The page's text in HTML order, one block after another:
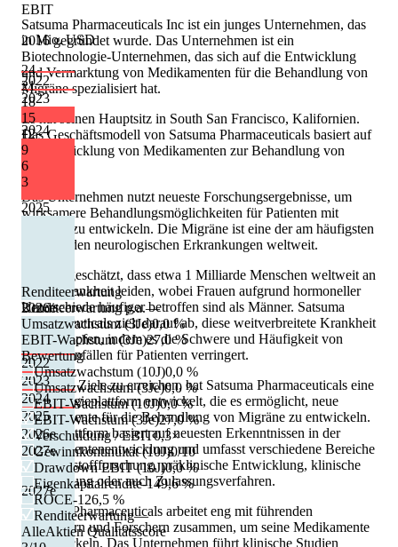
2022
2023
2024
2025
2026e
2027e
EBIT
in Mio. USD
24
21
18
15
12
9
6
3
2022
2023
2024
2025
2026e
2027e
Renditeerwartung
Renditeerwartung p.a.—
Umsatzwachstum (3Je)0,0 %
EBIT-Wachstum (3Je)27,0 %
Bewertung
Umsatzwachstum (10J)0,0 %
Umsatzwachstum (3Je)0,0 %
EBIT-Wachstum (10J)0,0 %
EBIT-Wachstum (3Je)27,0 %
Verschuldung / EBIT0,3×
Gewinnkontinuität (10J)0/10
Drawdown EBIT (10J)0,0 %
Eigenkapitalrendite-149,6 %
ROCE-126,5 %
Renditeerwartung—
AlleAktien Qualitätsscore
Satsuma Pharmaceuticals Inc ist ein junges Unternehmen, das
2016 gegründet wurde. Das Unternehmen ist ein
Biotechnologie-Unternehmen, das sich auf die Entwicklung
und Vermarktung von Medikamenten für die Behandlung von
Migräne spezialisiert hat.
Es hat seinen Hauptsitz in South San Francisco, Kalifornien.
Das Geschäftsmodell von Satsuma Pharmaceuticals basiert auf
der Entwicklung von Medikamenten zur Behandlung von
Migräne.
Das Unternehmen nutzt neueste Forschungsergebnisse, um
wirksamere Behandlungsmöglichkeiten für Patienten mit
Migräne zu entwickeln. Die Migräne ist eine der am häufigsten
auftretenden neurologischen Erkrankungen weltweit.
Es wird geschätzt, dass etwa 1 Milliarde Menschen weltweit an
dieser Krankheit leiden, wobei Frauen aufgrund hormoneller
Unterschiede häufiger betroffen sind als Männer. Satsuma
Pharmaceuticals zielt darauf ab, diese weitverbreitete Krankheit
zu bekämpfen, indem es die Schwere und Häufigkeit von
Migräneanfällen für Patienten verringert.
Um seine Ziele zu erreichen, hat Satsuma Pharmaceuticals eine
Technologieplattform entwickelt, die es ermöglicht, neue
Medikamente für die Behandlung von Migräne zu entwickeln.
Diese Plattform basiert auf neuesten Erkenntnissen in der
Medikamentenentwicklung und umfasst verschiedene Bereiche
wie Wirkstoffforschung, präklinische Entwicklung, klinische
Entwicklung oder auch Zulassungsverfahren.
Satsuma Pharmaceuticals arbeitet eng mit führenden
Medizinern und Forschern zusammen, um seine Medikamente
zu entwickeln. Das Unternehmen führt klinische Studien